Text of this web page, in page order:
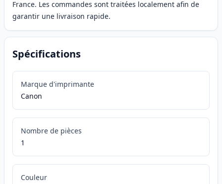
France. Les commandes sont traitées localement afin de
garantir une livraison rapide.
Spécifications
Marque d'imprimante
Canon
Nombre de pièces
1
Couleur